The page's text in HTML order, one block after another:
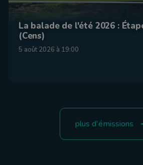
La balade de l'été 2026 :
(Cens)
5 août 2026 à 19:00
plus d'émissions